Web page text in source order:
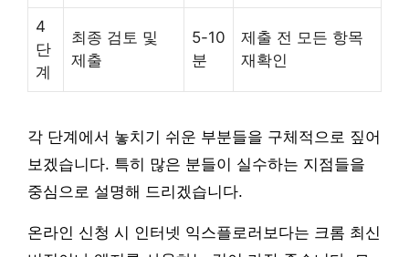
4
단
계
최종 검토 및
제출
5-10
분
제출 전 모든 항목
재확인
각 단계에서 놓치기 쉬운 부분들을 구체적으로 짚어
보겠습니다. 특히 많은 분들이 실수하는 지점들을
중심으로 설명해 드리겠습니다.
온라인 신청 시 인터넷 익스플로러보다는 크롬 최신